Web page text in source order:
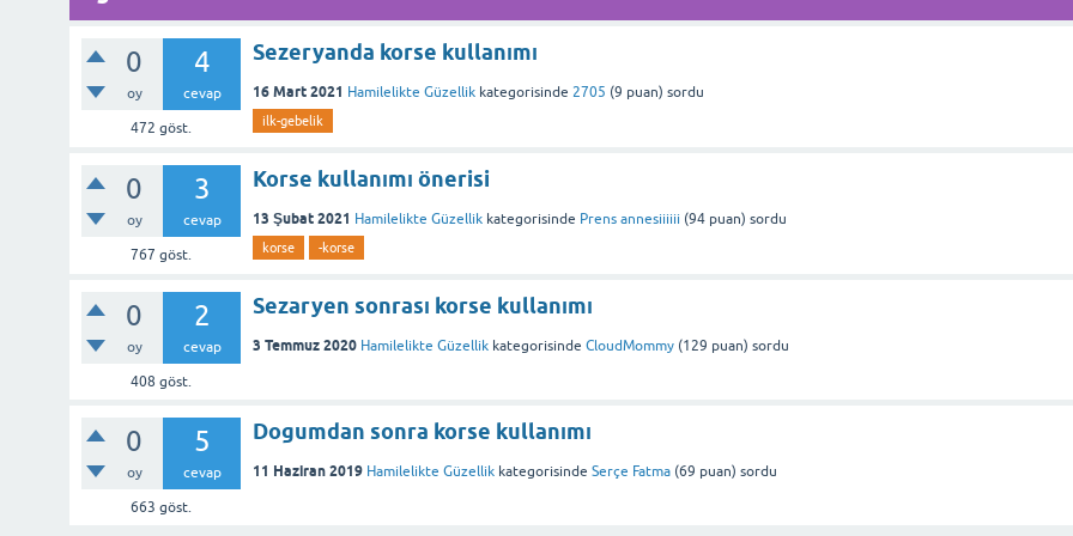
0
oy
4
cevap
472 göst.
Sezeryanda korse kullanımı
16 Mart 2021 Hamilelikte Güzellik kategorisinde 2705 (9 puan) sordu
ilk-gebelik
0
oy
3
cevap
767 göst.
Korse kullanımı önerisi
13 Şubat 2021 Hamilelikte Güzellik kategorisinde Prens annesiiiiii (94 puan) sordu
korse -korse
0
oy
2
cevap
408 göst.
Sezaryen sonrası korse kullanımı
3 Temmuz 2020 Hamilelikte Güzellik kategorisinde CloudMommy (129 puan) sordu
0
oy
5
cevap
663 göst.
Dogumdan sonra korse kullanımı
11 Haziran 2019 Hamilelikte Güzellik kategorisinde Serçe Fatma (69 puan) sordu